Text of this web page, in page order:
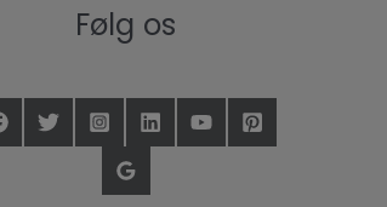
Følg os